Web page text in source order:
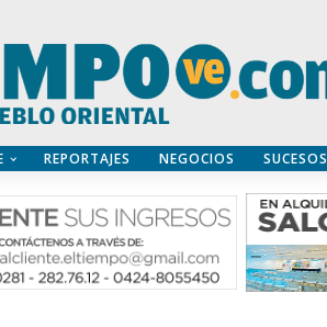
REPORTAJES NEGOCIOS SUCESOS